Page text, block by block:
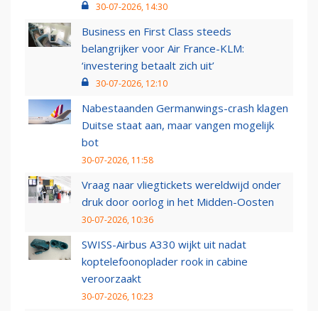
30-07-2026, 14:30
Business en First Class steeds
belangrijker voor Air France-KLM:
‘investering betaalt zich uit’
30-07-2026, 12:10
Nabestaanden Germanwings-crash klagen
Duitse staat aan, maar vangen mogelijk
bot
30-07-2026, 11:58
Vraag naar vliegtickets wereldwijd onder
druk door oorlog in het Midden-Oosten
30-07-2026, 10:36
SWISS-Airbus A330 wijkt uit nadat
koptelefoonoplader rook in cabine
veroorzaakt
30-07-2026, 10:23